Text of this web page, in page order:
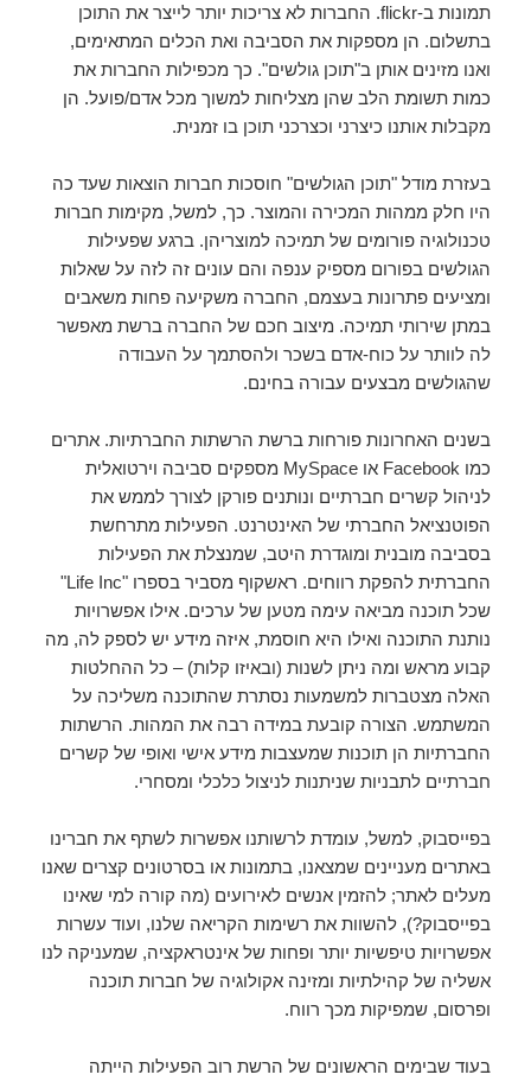
תמונות ב-flickr. החברות לא צריכות יותר לייצר את התוכן
בתשלום. הן מספקות את הסביבה ואת הכלים המתאימים,
ואנו מזינים אותן ב"תוכן גולשים". כך מכפילות החברות את
כמות תשומת הלב שהן מצליחות למשוך מכל אדם/פועל. הן
מקבלות אותנו כיצרני וכצרכני תוכן בו זמנית.
בעזרת מודל "תוכן הגולשים" חוסכות חברות הוצאות שעד כה
היו חלק ממהות המכירה והמוצר. כך, למשל, מקימות חברות
טכנולוגיה פורומים של תמיכה למוצריהן. ברגע שפעילות
הגולשים בפורום מספיק ענפה והם עונים זה לזה על שאלות
ומציעים פתרונות בעצמם, החברה משקיעה פחות משאבים
במתן שירותי תמיכה. מיצוב חכם של החברה ברשת מאפשר
לה לוותר על כוח-אדם בשכר ולהסתמך על העבודה
שהגולשים מבצעים עבורה בחינם.
בשנים האחרונות פורחות ברשת הרשתות החברתיות. אתרים
כמו Facebook או MySpace מספקים סביבה וירטואלית
לניהול קשרים חברתיים ונותנים פורקן לצורך לממש את
הפוטנציאל החברתי של האינטרנט. הפעילות מתרחשת
בסביבה מובנית ומוגדרת היטב, שמנצלת את הפעילות
החברתית להפקת רווחים. ראשקוף מסביר בספרו "Life Inc"
שכל תוכנה מביאה עימה מטען של ערכים. אילו אפשרויות
נותנת התוכנה ואילו היא חוסמת, איזה מידע יש לספק לה, מה
קבוע מראש ומה ניתן לשנות (ובאיזו קלות) – כל ההחלטות
האלה מצטברות למשמעות נסתרת שהתוכנה משליכה על
המשתמש. הצורה קובעת במידה רבה את המהות. הרשתות
החברתיות הן תוכנות שמעצבות מידע אישי ואופי של קשרים
חברתיים לתבניות שניתנות לניצול כלכלי ומסחרי.
בפייסבוק, למשל, עומדת לרשותנו אפשרות לשתף את חברינו
באתרים מעניינים שמצאנו, בתמונות או בסרטונים קצרים שאנו
מעלים לאתר; להזמין אנשים לאירועים (מה קורה למי שאינו
בפייסבוק?), להשוות את רשימות הקריאה שלנו, ועוד עשרות
אפשרויות טיפשיות יותר ופחות של אינטראקציה, שמעניקה לנו
אשליה של קהילתיות ומזינה אקולוגיה של חברות תוכנה
ופרסום, שמפיקות מכך רווח.
בעוד שבימים הראשונים של הרשת רוב הפעילות הייתה